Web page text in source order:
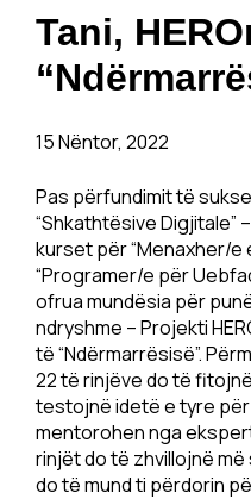
Tani,
15 Nëntor, 2022
Pas përfundimit të
“Shkathtësive Digjitale”
kurset për “Menaxher/e
“Programer/e për
ofrua mundësia për
ndryshme – Projekti
të “Ndërmarrësisë”.
22 të rinjëve do të
testojnë idetë e tyre
mentorohen nga
rinjët do të zhvillojnë
do të mund ti përdorin